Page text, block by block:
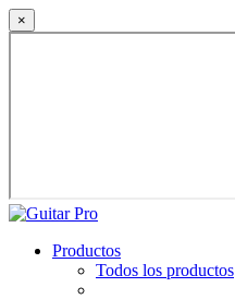
×
Productos
Todos los productos